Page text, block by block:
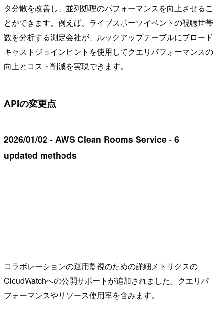
タ分散を改善し、並列処理のパフォーマンスを向上させるこ
とができます。例えば、ライブスポーツイベントの視聴世帯
数を分析する測定会社が、ルックアップテーブルにブロード
キャストジョインヒントを使用してクエリパフォーマンスの
向上とコスト削減を実現できます。
APIの変更点
2026/01/02 - AWS Clean Rooms Service - 6
updated methods
コラボレーションの運用監視のための詳細メトリクスの
CloudWatchへの公開サポートが追加されました。クエリパ
フォーマンスやリソース使用率を含みます。